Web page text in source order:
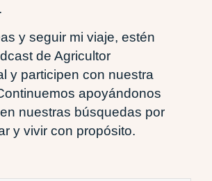
y seguir mi viaje, estén
de Agricultor
y participen con nuestra
apoyándonos
nuestras búsquedas por
y vivir con propósito.